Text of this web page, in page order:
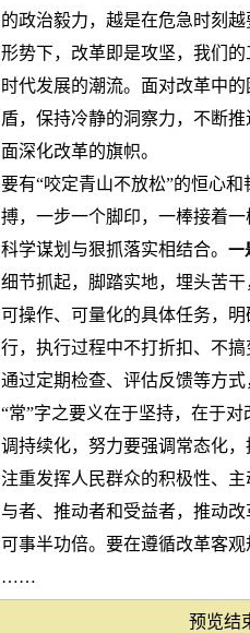
的政治毅力，越是在危急时刻
形势下，改革即是攻坚，我们
时代发展的潮流。面对改革中
盾，保持冷静的洞察力，不断
面深化改革的旗帜。
要有“咬定青山不放松”的恒心
搏，一步一个脚印，一棒接着
科学谋划与狠抓落实相结合。 一
细节抓起，脚踏实地，埋头苦
可操作、可量化的具体任务，
行，执行过程中不打折扣、不
通过定期检查、评估反馈等方
“常”字之要义在于坚持，在于
调持续化，努力要强调常态化
注重发挥人民群众的积极性、
与者、推动者和受益者，推动改
可事半功倍。要在遵循改革客
……
预览结